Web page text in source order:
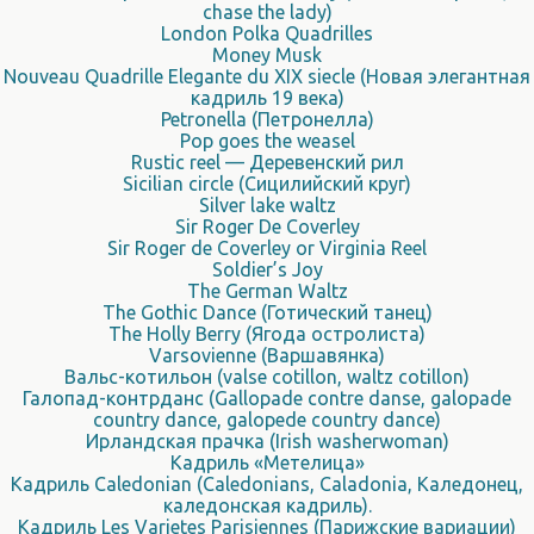
chase the lady)
London Polka Quadrilles
Money Musk
Nouveau Quadrille Elegante du XIX siecle (Новая элегантная
кадриль 19 века)
Petronella (Петронелла)
Pop goes the weasel
Rustic reel — Деревенский рил
Sicilian circle (Сицилийский круг)
Silver lake waltz
Sir Roger De Coverley
Sir Roger de Coverley or Virginia Reel
Soldier’s Joy
The German Waltz
The Gothic Dance (Готический танец)
The Holly Berry (Ягода остролиста)
Varsovienne (Варшавянка)
Вальс-котильон (valse cotillon, waltz cotillon)
Галопад-контрданс (Gallopade contre danse, galopade
country dance, galopede country dance)
Ирландская прачка (Irish washerwoman)
Кадриль «Метелица»
Кадриль Caledonian (Caledonians, Caladonia, Каледонец,
каледонская кадриль).
Кадриль Les Varietes Parisiennes (Парижские вариации)